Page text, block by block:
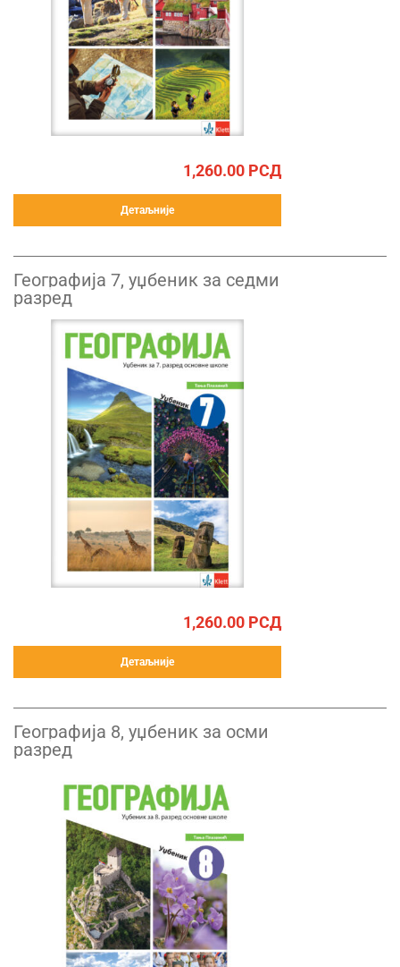
1,260.00 РСД
Детаљније
Географија 7, уџбеник за седми
разред
1,260.00 РСД
Детаљније
Географија 8, уџбеник за осми
разред